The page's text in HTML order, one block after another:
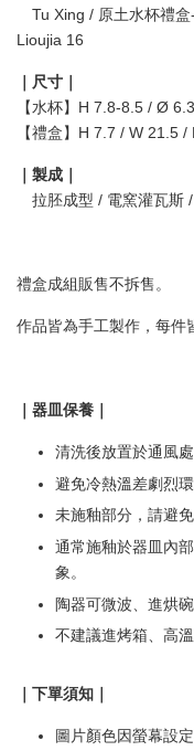
Tu Xing / 原土水杯禮盒
Lioujia 16
｜尺寸｜
【水杯】H 7.8-8.5 / Ø
【禮盒】H 7.7 / W 21.5 /
｜製成｜
拉胚成型 / 電窯灌瓦斯
禮盒成組販售不拆售。
作品皆為手工製作，每件
｜器皿保養｜
清洗後放置於通風
避免冷熱溫差劇烈
未施釉部分，請避
通常施釉於器皿內
象。
陶器可微波、進烘
不建議進烤箱、高
｜下單須知｜
圖片顏色因螢幕設